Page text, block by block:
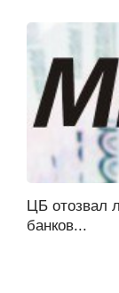
ЦБ отозвал
банков...